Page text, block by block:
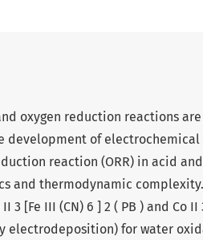
oxygen reduction reactions are
development of electrochemical
reaction (ORR) in acid and
and thermodynamic
[Fe III (CN) 6 ] 2 ( PB ) and Co II
electrodeposition) for water